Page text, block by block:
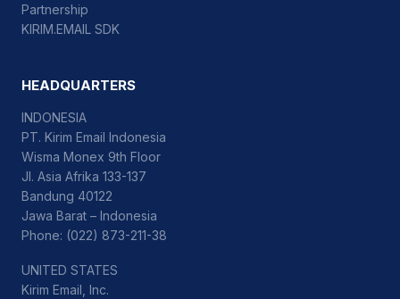
Partnership
KIRIM.EMAIL SDK
HEADQUARTERS
INDONESIA
PT. Kirim Email Indonesia
Wisma Monex 9th Floor
Jl. Asia Afrika 133-137
Bandung 40122
Jawa Barat – Indonesia
Phone: (022) 873-211-38
UNITED STATES
Kirim Email, Inc.